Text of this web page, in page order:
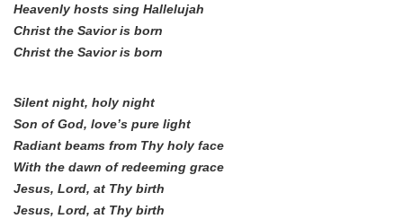
Heavenly hosts sing Hallelujah
Christ the Savior is born
Christ the Savior is born
Silent night, holy night
Son of God, love’s pure light
Radiant beams from Thy holy face
With the dawn of redeeming grace
Jesus, Lord, at Thy birth
Jesus, Lord, at Thy birth